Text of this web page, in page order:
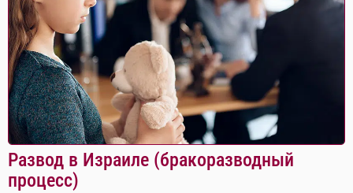
Развод в Израиле (бракоразводный
процесс)